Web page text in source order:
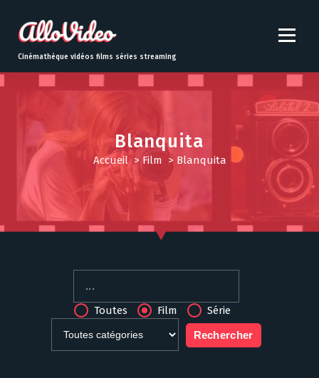
t
o
Cinémathèque vidéos films séries streaming
Blanquita
Accueil>Film > Blanquita
Toutes Film Série